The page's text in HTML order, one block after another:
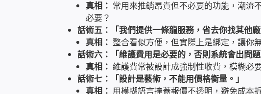
真相： 常用來推銷昂貴但不必要的功能，潮流
必要？
話術五：「我們提供一條龍服務，省去你找其他廠
真相： 整合看似方便，但實際上是綁定，讓你
話術六：「維護費用是必要的，否則系統會出問題
真相： 維護費常被設計成強制性收費，模糊必
話術七：「設計是藝術，不能用價格衡量。」
真相： 用模糊語言掩蓋報價不透明，避免成本